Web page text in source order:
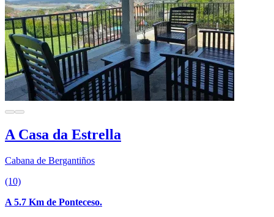
A Casa da Estrella
Cabana de Bergantiños
(10)
A 5.7 Km de Ponteceso.